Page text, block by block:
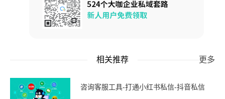
相关推荐 更多
咨询客服工具-打通小红书私信-抖音私信